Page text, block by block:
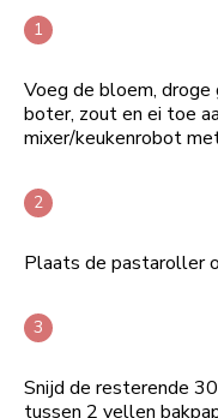
Voeg de bloem,
boter, zout en ei toe
mixer/keukenrobot
Plaats de pastaroller
Snijd de resterende
tussen 2 vellen